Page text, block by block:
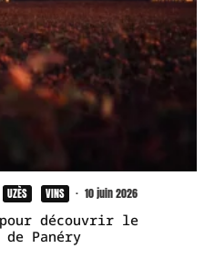
UZÈS VINS · 10 juin 2026
découvrir le
de Panéry